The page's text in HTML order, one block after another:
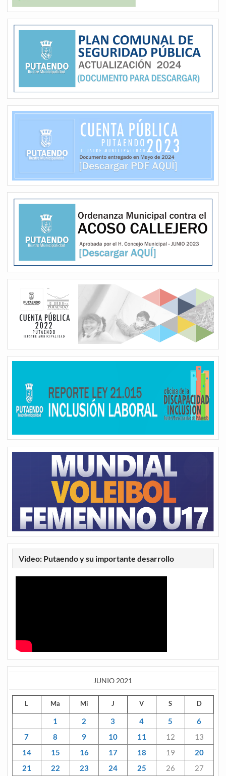
Video: Putaendo y su importante desarrollo
JUNIO 2021
L Ma Mi J V S D
1 2 3 4 5
6
7
8 9 10 11 12
13
14
15 16 17 18 19
20
21
22 23 24 25 26 27